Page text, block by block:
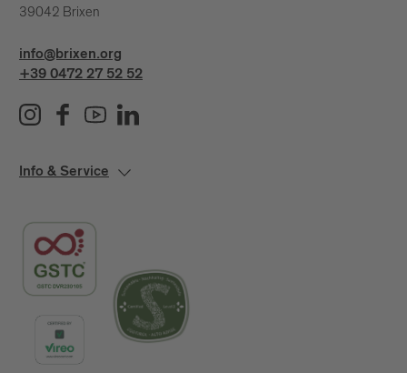
39042 Brixen
info@brixen.org
+39 0472 27 52 52
Info & Service